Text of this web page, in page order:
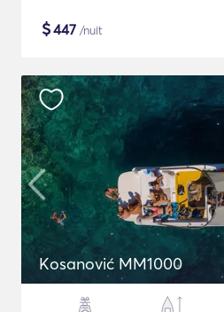
$447 /nuit
Kosanović MM1000